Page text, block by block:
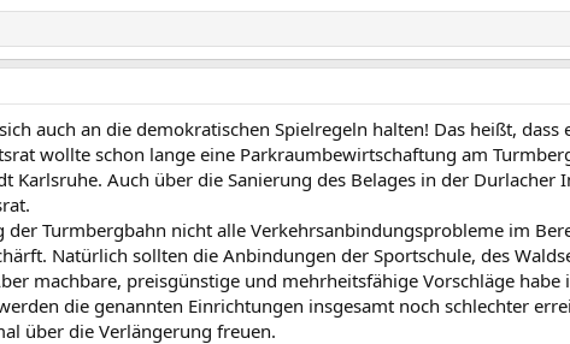
auch an die demokratischen Spielregeln halten! Das heißt,
wollte schon lange eine Parkraumbewirtschaftung am
Karlsruhe. Auch über die Sanierung des Belages in der Durlacher
Turmbergbahn nicht alle Verkehrsanbindungsprobleme im
Natürlich sollten die Anbindungen der Sportschule, des
machbare, preisgünstige und mehrheitsfähige Vorschläge
die genannten Einrichtungen insgesamt noch schlechter
über die Verlängerung freuen.